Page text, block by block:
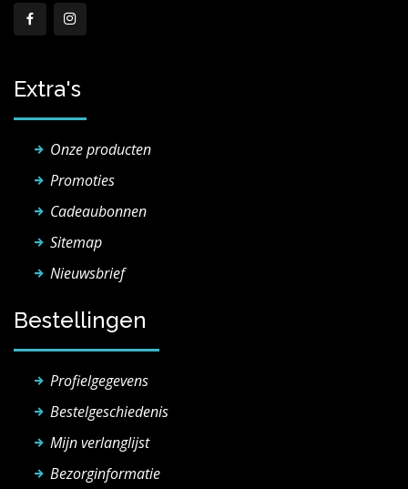
Extra's
Onze producten
Promoties
Cadeaubonnen
Sitemap
Nieuwsbrief
Bestellingen
Profielgegevens
Bestelgeschiedenis
Mijn verlanglijst
Bezorginformatie